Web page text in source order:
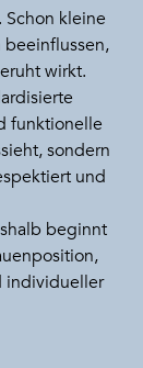
kleine
wirkt.
funktionelle
sondern
und
beginnt
individueller